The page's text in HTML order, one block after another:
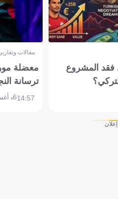
فقد المشروع
مقالات
معضلة
ترسانة
14:576 أغسطس 2026
إعلان